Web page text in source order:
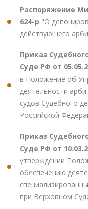
Распоряжение
624-р "О
действующего
Приказ
Суде РФ от
в Положение об
деятельности
судов Судебного
Российской
Приказ
Суде РФ от
утверждении
обеспечению
при Верховном